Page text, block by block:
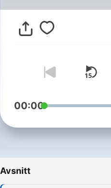
00:00
Avsnitt